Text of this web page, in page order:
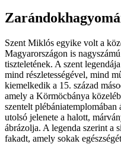
Szent Miklós egyike volt a
Magyarországon is
tiszteletének. A szent
mind részletességével, mind
kiemelkedik a 15. század
amely a Körmöcbánya
szentelt
utolsó jelenete a halott,
ábrázolja. A legenda szerint a
fakadt, amely sokak